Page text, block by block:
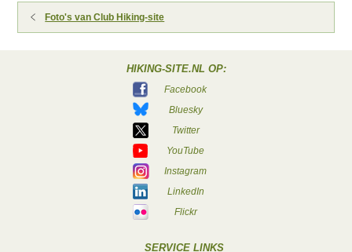
Foto's van Club Hiking-site
HIKING-SITE.NL OP:
Facebook
Bluesky
Twitter
YouTube
Instagram
LinkedIn
Flickr
SERVICE LINKS